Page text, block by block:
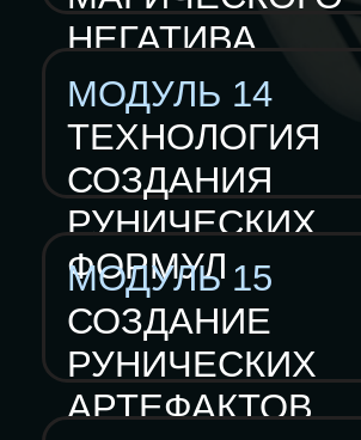
Продвинутый
Показать наполнение
Домашние задания
Методические материалы
Шпаргалки и PDF-ки
Чат с единомышленниками
для практики и поддержки
Практика
Общение
Сопровождение